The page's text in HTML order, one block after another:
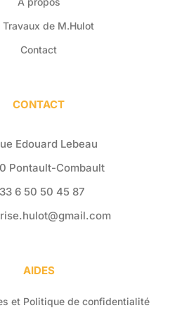
Travaux de M.Hulot
Contact
CONTACT
Edouard Lebeau
Pontault-Combault
6 50 50 45 87
AIDES
et Politique de confidentialité